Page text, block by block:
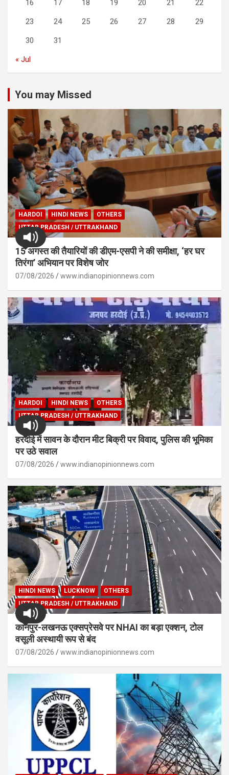
16 17 18 19 20 21 22
23 24 25 26 27 28 29
30 31
« Jul
You may Missed
HARDOI HINDI NEWS
OTHERS
UTTAR PRADESH / UTTRAKHAND
15 अगस्त की तैयारियों की डीएम-एसपी ने की समीक्षा, ‘हर घर
तिरंगा’ अभियान पर विशेष जोर
07/08/2026 www.indianopinionnews.com
HARDOI HINDI NEWS
OTHERS
UTTAR PRADESH / UTTRAKHAND
हरदोई में सावन के दौरान मीट बिक्री पर विवाद, पुलिस की भूमिका
पर उठे सवाल
07/08/2026 www.indianopinionnews.com
HINDI NEWS LUCKNOW
OTHERS
UTTAR PRADESH / UTTRAKHAND
कानपुर-लखनऊ एक्सप्रेसवे पर NHAI का बड़ा एक्शन, टोल
वसूली अस्थायी रूप से बंद
07/08/2026 www.indianopinionnews.com